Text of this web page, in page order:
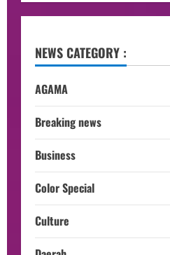
NEWS CATEGORY :
AGAMA
Breaking news
Business
Color Special
Culture